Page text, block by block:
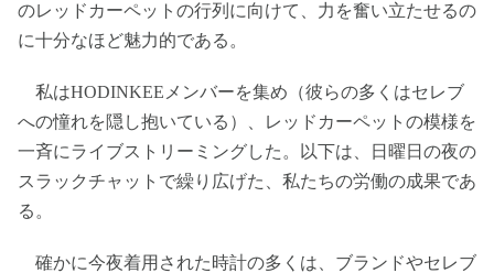
のレッドカーペットの行列に向けて、力を奮い立たせるの
に十分なほど魅力的である。
私はHODINKEEメンバーを集め（彼らの多くはセレブ
への憧れを隠し抱いている）、レッドカーペットの模様を
一斉にライブストリーミングした。以下は、日曜日の夜の
スラックチャットで繰り広げた、私たちの労働の成果であ
る。
確かに今夜着用された時計の多くは、ブランドやセレブ